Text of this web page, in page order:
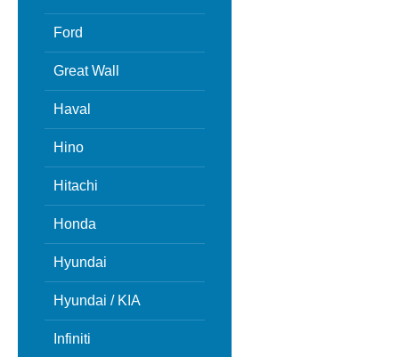
Ford
Great Wall
Haval
Hino
Hitachi
Honda
Hyundai
Hyundai / KIA
Infiniti